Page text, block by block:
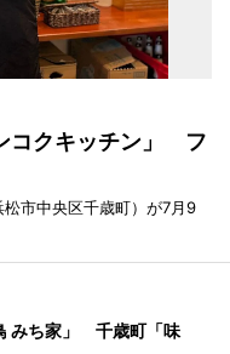
コクキッチン」 フ
市中央区千歳町）が7月9
みち家」 千歳町「味